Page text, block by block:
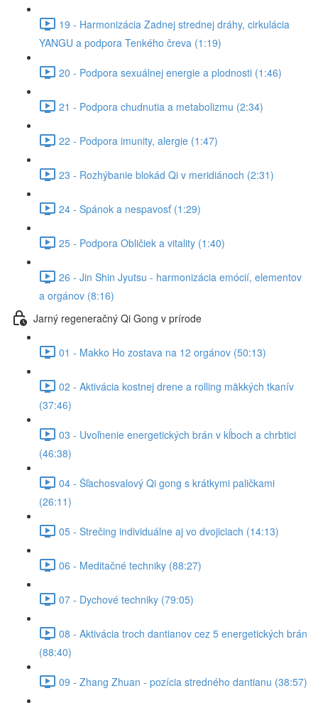
19 - Harmonizácia Zadnej strednej dráhy, cirkulácia
YANGU a podpora Tenkého čreva (1:19)
20 - Podpora sexuálnej energie a plodnosti (1:46)
21 - Podpora chudnutia a metabolizmu (2:34)
22 - Podpora imunity, alergie (1:47)
23 - Rozhýbanie blokád Qi v meridiánoch (2:31)
24 - Spánok a nespavosť (1:29)
25 - Podpora Obličiek a vitality (1:40)
26 - Jin Shin Jyutsu - harmonizácia emócií, elementov
a orgánov (8:16)
Jarný regeneračný Qi Gong v prírode
01 - Makko Ho zostava na 12 orgánov (50:13)
02 - Aktivácia kostnej drene a rolling mäkkých tkanív
(37:46)
03 - Uvoľnenie energetických brán v kĺboch a chrbtici
(46:38)
04 - Šľachosvalový Qi gong s krátkymi paličkami
(26:11)
05 - Strečing individuálne aj vo dvojiciach (14:13)
06 - Meditačné techniky (88:27)
07 - Dychové techniky (79:05)
08 - Aktivácia troch dantianov cez 5 energetických brán
(88:40)
09 - Zhang Zhuan - pozícia stredného dantianu (38:57)